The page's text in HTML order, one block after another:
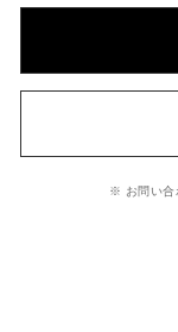
※ お問い合